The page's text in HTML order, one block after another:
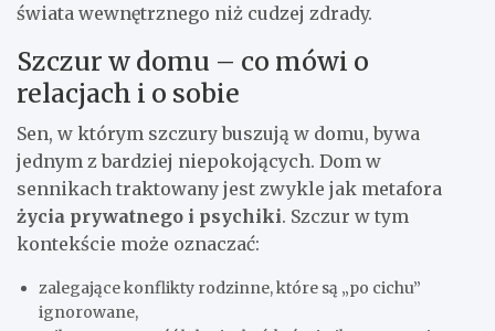
świata wewnętrznego niż cudzej zdrady.
Szczur w domu – co mówi o
relacjach i o sobie
Sen, w którym szczury buszują w domu, bywa
jednym z bardziej niepokojących. Dom w
sennikach traktowany jest zwykle jak metafora
życia prywatnego i psychiki. Szczur w tym
kontekście może oznaczać:
zalegające konflikty rodzinne, które są „po cichu”
ignorowane,